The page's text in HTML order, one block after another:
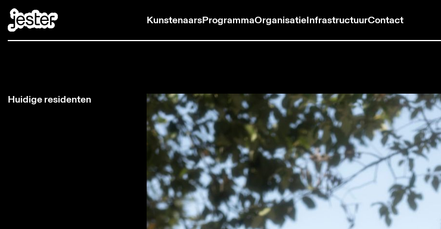
KunstenaarsProgrammaOrganisatieInfrastructuurContact
Huidige residenten